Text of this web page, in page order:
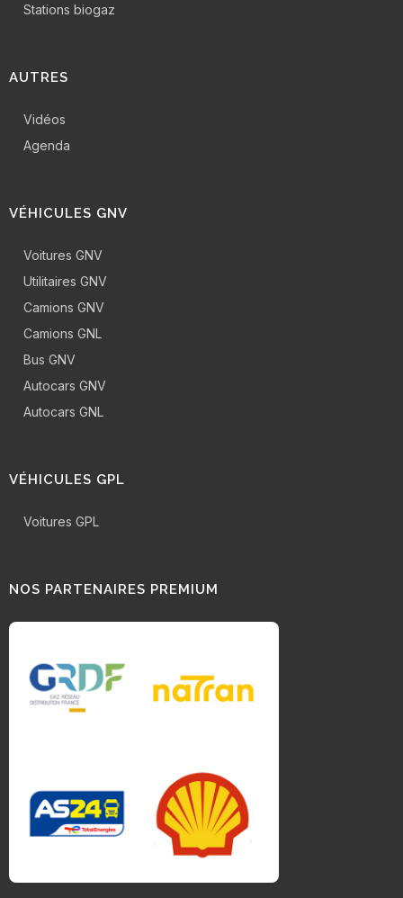
Stations biogaz
AUTRES
Vidéos
Agenda
VÉHICULES GNV
Voitures GNV
Utilitaires GNV
Camions GNV
Camions GNL
Bus GNV
Autocars GNV
Autocars GNL
VÉHICULES GPL
Voitures GPL
NOS PARTENAIRES PREMIUM